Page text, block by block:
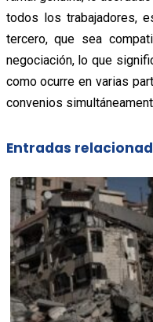
todos los trabajadores,
tercero, que sea
negociación, lo que
como ocurre en varias
convenios
Entradas